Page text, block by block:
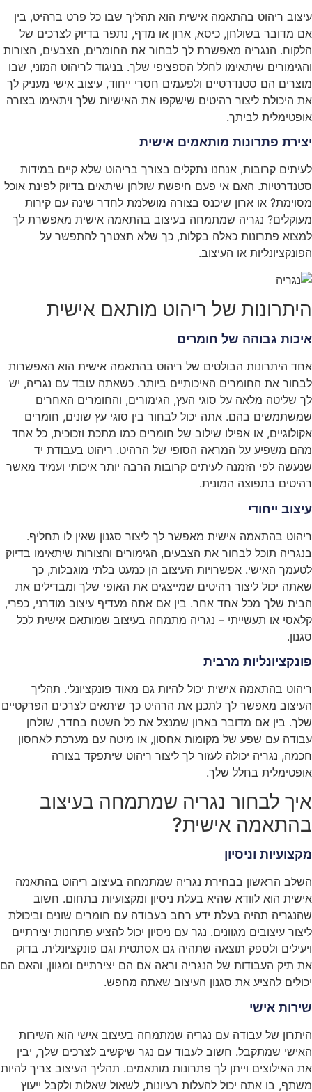
עיצוב ריהוט בהתאמה אישית הוא תהליך שבו כל פרט ברהיט, בין
אם מדובר בשולחן, כיסא, ארון או מדף, נתפר בדיוק לצרכים של
הלקוח. הנגריה מאפשרת לך לבחור את החומרים, הצבעים, הצורות
והגימורים שיתאימו לחלל הספציפי שלך. בניגוד לריהוט המוני, שבו
מוצרים הם סטנדרטיים ולפעמים חסרי ייחוד, עיצוב אישי מעניק לך
את היכולת ליצור רהיטים שישקפו את האישיות שלך ויתאימו בצורה
אופטימלית לביתך.
יצירת פתרונות מותאמים אישית
לעיתים קרובות, אנחנו נתקלים בצורך בריהוט שלא קיים במידות
סטנדרטיות. האם אי פעם חיפשת שולחן שיתאים בדיוק לפינת אוכל
מסוימת? או ארון שיכנס בצורה מושלמת לחדר שינה עם קירות
מעוקלים? נגריה שמתמחה בעיצוב בהתאמה אישית מאפשרת לך
למצוא פתרונות כאלה בקלות, כך שלא תצטרך להתפשר על
הפונקציונליות או העיצוב.
היתרונות של ריהוט מותאם אישית
איכות גבוהה של חומרים
אחד היתרונות הבולטים של ריהוט בהתאמה אישית הוא האפשרות
לבחור את החומרים האיכותיים ביותר. כשאתה עובד עם נגריה, יש
לך שליטה מלאה על סוגי העץ, הגימורים, והחומרים האחרים
שמשתמשים בהם. אתה יכול לבחור בין סוגי עץ שונים, חומרים
אקולוגיים, או אפילו שילוב של חומרים כמו מתכת וזכוכית, כל אחד
מהם משפיע על המראה הסופי של הרהיט. ריהוט בעבודת יד
שנעשה לפי הזמנה לעיתים קרובות הרבה יותר איכותי ועמיד מאשר
רהיטים בתפוצה המונית.
עיצוב ייחודי
ריהוט בהתאמה אישית מאפשר לך ליצור סגנון שאין לו תחליף.
בנגריה תוכל לבחור את הצבעים, הגימורים והצורות שיתאימו בדיוק
לטעמך האישי. אפשרויות העיצוב הן כמעט בלתי מוגבלות, כך
שאתה יכול ליצור רהיטים שמייצגים את האופי שלך ומבדילים את
הבית שלך מכל אחד אחר. בין אם אתה מעדיף עיצוב מודרני, כפרי,
קלאסי או תעשייתי – נגריה מתמחה בעיצוב שמותאם אישית לכל
סגנון.
פונקציונליות מרבית
ריהוט בהתאמה אישית יכול להיות גם מאוד פונקציונלי. תהליך
העיצוב מאפשר לך לתכנן את הרהיט כך שיתאים לצרכים הפרקטיים
שלך. בין אם מדובר בארון שמנצל את כל השטח בחדר, שולחן
עבודה עם שפע של מקומות אחסון, או מיטה עם מערכת לאחסון
חכמה, נגריה יכולה לעזור לך ליצור ריהוט שיתפקד בצורה
אופטימלית בחלל שלך.
איך לבחור נגריה שמתמחה בעיצוב
בהתאמה אישית?
מקצועיות וניסיון
השלב הראשון בבחירת נגריה שמתמחה בעיצוב ריהוט בהתאמה
אישית הוא לוודא שהיא בעלת ניסיון ומקצועיות בתחום. חשוב
שהנגריה תהיה בעלת ידע רחב בעבודה עם חומרים שונים וביכולת
ליצור עיצובים מגוונים. נגר עם ניסיון יכול להציע פתרונות יצירתיים
ויעילים ולספק תוצאה שתהיה גם אסתטית וגם פונקציונלית. בדוק
את תיק העבודות של הנגריה וראה אם הם יצירתיים ומגוון, והאם הם
יכולים להציע את סגנון העיצוב שאתה מחפש.
שירות אישי
היתרון של עבודה עם נגריה שמתמחה בעיצוב אישי הוא השירות
האישי שמתקבל. חשוב לעבוד עם נגר שיקשיב לצרכים שלך, יבין
את האילוצים וייתן לך פתרונות מותאמים. תהליך העיצוב צריך להיות
משתף, בו אתה יכול להעלות רעיונות, לשאול שאלות ולקבל ייעוץ